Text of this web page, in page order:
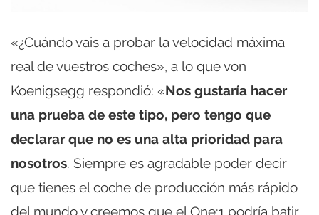
«¿Cuándo vais a probar la velocidad máxima
real de vuestros coches», a lo que von
Koenigsegg respondió: «Nos gustaría hacer
una prueba de este tipo, pero tengo que
declarar que no es una alta prioridad para
nosotros. Siempre es agradable poder decir
que tienes el coche de producción más rápido
del mundo y creemos que el One:1 podría batir